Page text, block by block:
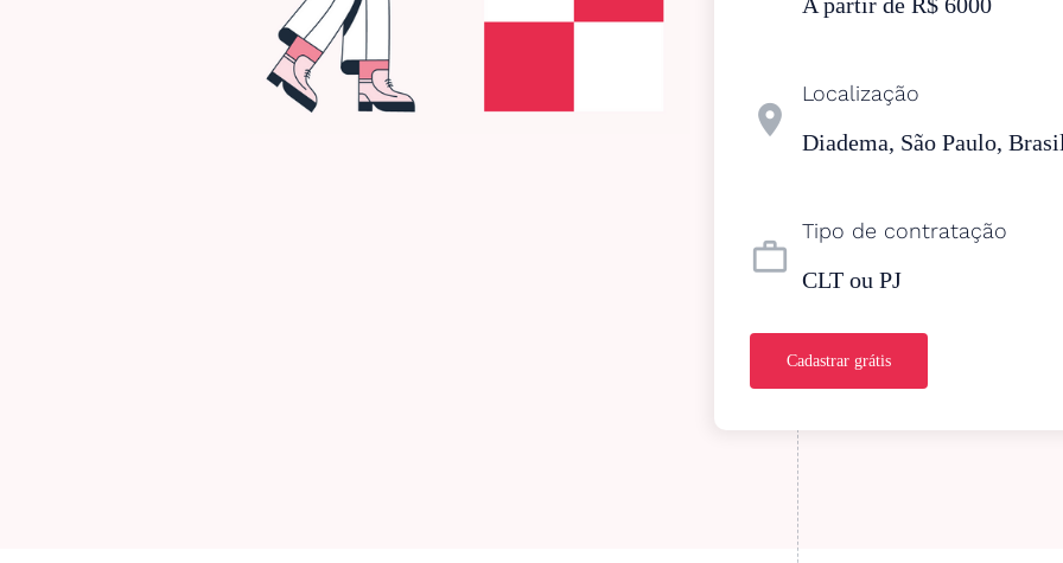
location_on
Localização
Diadema, São Paulo,
work_outline
Tipo de contratação
CLT ou PJ
Cadastrar grátis